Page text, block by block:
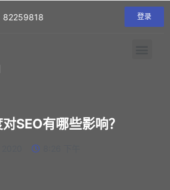
82259818 登录
SEO有哪些影响？